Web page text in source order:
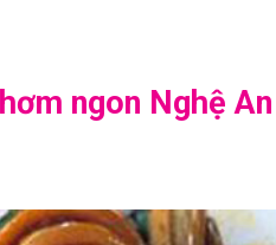
ngon Nghệ An